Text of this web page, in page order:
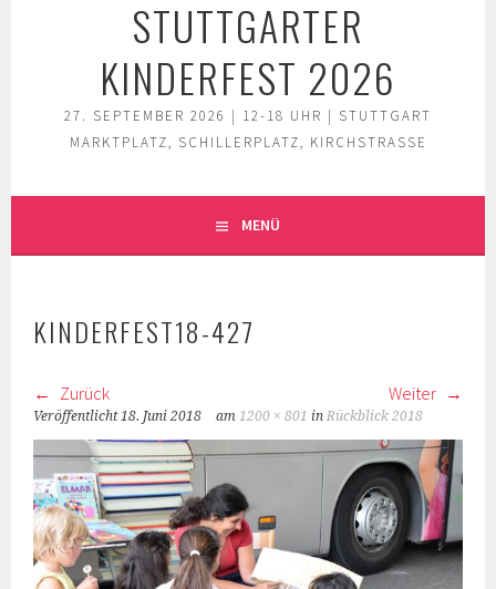
STUTTGARTER
KINDERFEST 2026
27. SEPTEMBER 2026 | 12-18 UHR | STUTTGART
MARKTPLATZ, SCHILLERPLATZ, KIRCHSTRASSE
MENÜ
KINDERFEST18-427
Zurück Weiter
Veröffentlicht 18. Juni 2018 am 1200 × 801 in Rückblick 2018